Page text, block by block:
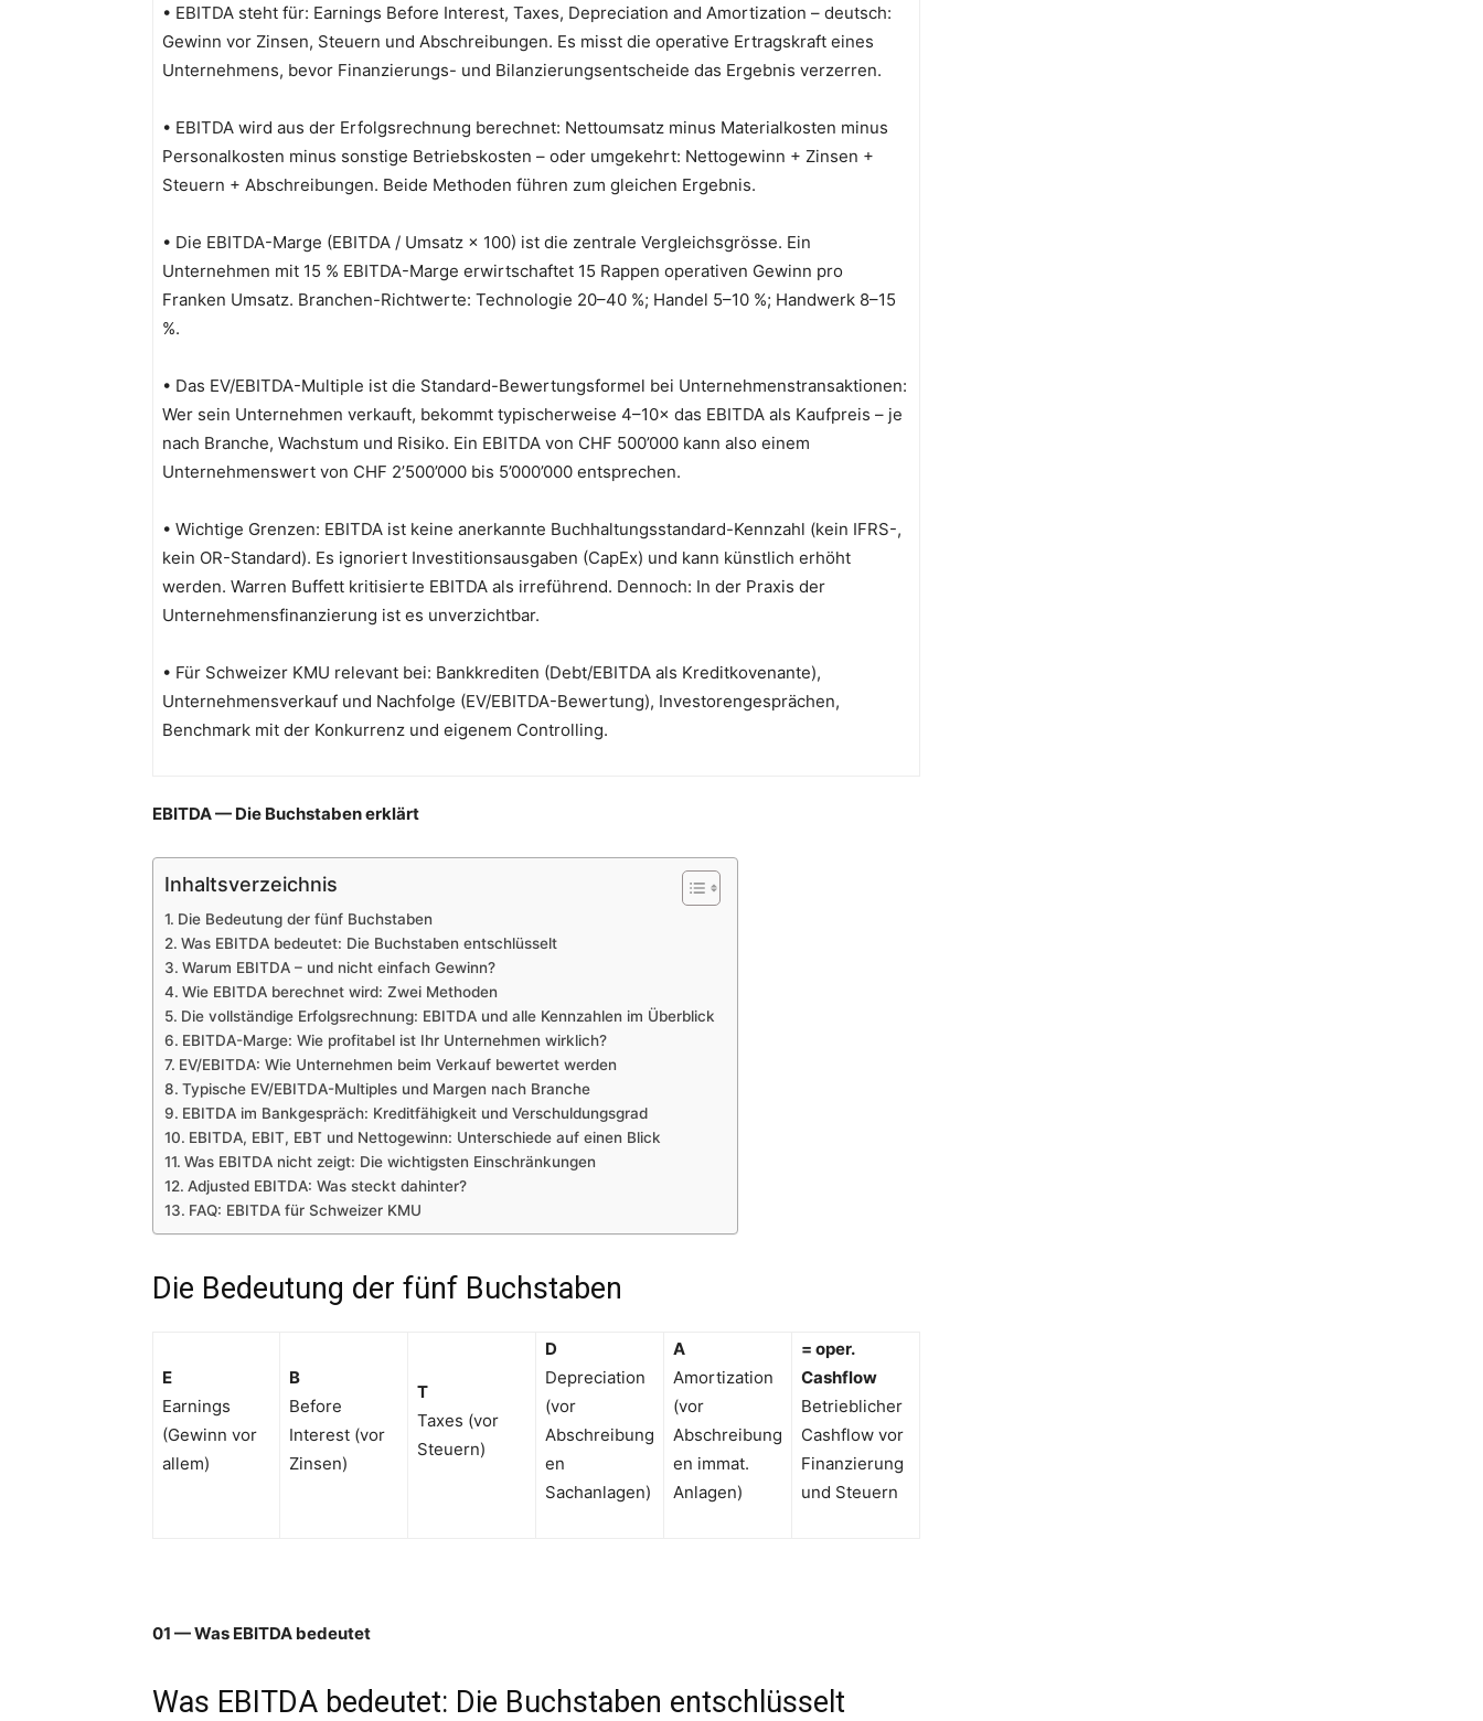
• EBITDA steht für: Earnings Before Interest, Taxes, Depreciation and Amortization – deutsch:
Gewinn vor Zinsen, Steuern und Abschreibungen. Es misst die operative Ertragskraft eines
Unternehmens, bevor Finanzierungs- und Bilanzierungsentscheide das Ergebnis verzerren.
• EBITDA wird aus der Erfolgsrechnung berechnet: Nettoumsatz minus Materialkosten minus
Personalkosten minus sonstige Betriebskosten – oder umgekehrt: Nettogewinn + Zinsen +
Steuern + Abschreibungen. Beide Methoden führen zum gleichen Ergebnis.
• Die EBITDA-Marge (EBITDA / Umsatz × 100) ist die zentrale Vergleichsgrösse. Ein
Unternehmen mit 15 % EBITDA-Marge erwirtschaftet 15 Rappen operativen Gewinn pro
Franken Umsatz. Branchen-Richtwerte: Technologie 20–40 %; Handel 5–10 %; Handwerk 8–15
%.
• Das EV/EBITDA-Multiple ist die Standard-Bewertungsformel bei Unternehmenstransaktionen:
Wer sein Unternehmen verkauft, bekommt typischerweise 4–10× das EBITDA als Kaufpreis – je
nach Branche, Wachstum und Risiko. Ein EBITDA von CHF 500’000 kann also einem
Unternehmenswert von CHF 2’500’000 bis 5’000’000 entsprechen.
• Wichtige Grenzen: EBITDA ist keine anerkannte Buchhaltungsstandard-Kennzahl (kein IFRS-,
kein OR-Standard). Es ignoriert Investitionsausgaben (CapEx) und kann künstlich erhöht
werden. Warren Buffett kritisierte EBITDA als irreführend. Dennoch: In der Praxis der
Unternehmensfinanzierung ist es unverzichtbar.
• Für Schweizer KMU relevant bei: Bankkrediten (Debt/EBITDA als Kreditkovenante),
Unternehmensverkauf und Nachfolge (EV/EBITDA-Bewertung), Investorengesprächen,
Benchmark mit der Konkurrenz und eigenem Controlling.
EBITDA — Die Buchstaben erklärt
Inhaltsverzeichnis
Die Bedeutung der fünf Buchstaben
Was EBITDA bedeutet: Die Buchstaben entschlüsselt
Warum EBITDA – und nicht einfach Gewinn?
Wie EBITDA berechnet wird: Zwei Methoden
Die vollständige Erfolgsrechnung: EBITDA und alle Kennzahlen im Überblick
EBITDA-Marge: Wie profitabel ist Ihr Unternehmen wirklich?
EV/EBITDA: Wie Unternehmen beim Verkauf bewertet werden
Typische EV/EBITDA-Multiples und Margen nach Branche
EBITDA im Bankgespräch: Kreditfähigkeit und Verschuldungsgrad
EBITDA, EBIT, EBT und Nettogewinn: Unterschiede auf einen Blick
Was EBITDA nicht zeigt: Die wichtigsten Einschränkungen
Adjusted EBITDA: Was steckt dahinter?
FAQ: EBITDA für Schweizer KMU
Die Bedeutung der fünf Buchstaben
E
Earnings
(Gewinn vor
allem)
B
Before
Interest (vor
Zinsen)
T
Taxes (vor
Steuern)
D
Depreciation
(vor
Abschreibung
en
Sachanlagen)
A
Amortization
(vor
Abschreibung
en immat.
Anlagen)
= oper.
Cashflow
Betrieblicher
Cashflow vor
Finanzierung
und Steuern
01 — Was EBITDA bedeutet
Was EBITDA bedeutet: Die Buchstaben entschlüsselt